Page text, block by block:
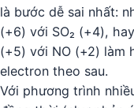
là bước dễ sai nhất:
(+6) với SO₂ (+4),
(+5) với NO (+2) làm
electron theo sau.
Với phương trình